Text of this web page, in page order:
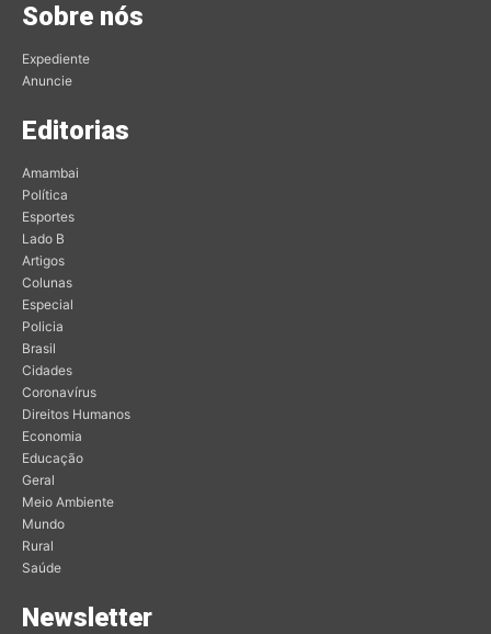
Sobre nós
Expediente
Anuncie
Editorias
Amambai
Política
Esportes
Lado B
Artigos
Colunas
Especial
Policia
Brasil
Cidades
Coronavírus
Direitos Humanos
Economia
Educação
Geral
Meio Ambiente
Mundo
Rural
Saúde
Newsletter